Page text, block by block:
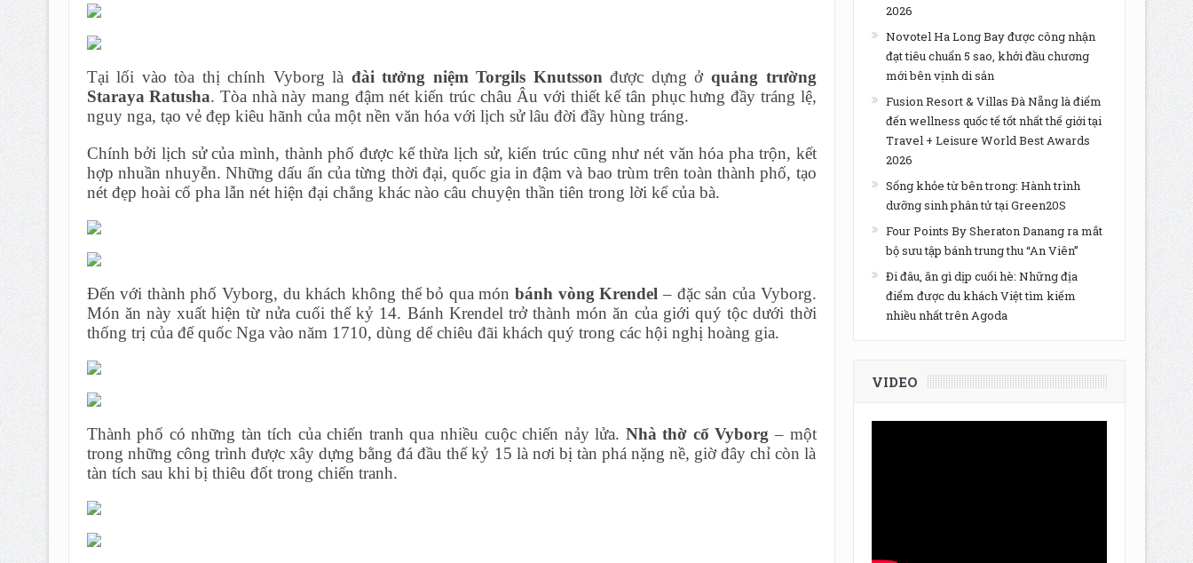
Tại lối vào tòa thị chính Vyborg là đài tưởng niệm Torgils Knutsson được dựng ở quảng trường
Staraya Ratusha. Tòa nhà này mang đậm nét kiến trúc châu Âu với thiết kế tân phục hưng đầy tráng lệ,
nguy nga, tạo vẻ đẹp kiêu hãnh của một nền văn hóa với lịch sử lâu đời đầy hùng tráng.
Chính bởi lịch sử của mình, thành phố được kế thừa lịch sử, kiến trúc cũng như nét văn hóa pha trộn, kết
hợp nhuần nhuyễn. Những dấu ấn của từng thời đại, quốc gia in đậm và bao trùm trên toàn thành phố, tạo
nét đẹp hoài cổ pha lẫn nét hiện đại chẳng khác nào câu chuyện thần tiên trong lời kể của bà.
Đến với thành phố Vyborg, du khách không thể bỏ qua mónbánh vòng Krendel – đặc sản của Vyborg.
Món ăn này xuất hiện từ nửa cuối thế kỷ 14. Bánh Krendel trở thành món ăn của giới quý tộc dưới thời
thống trị của đế quốc Nga vào năm 1710, dùng dể chiêu đãi khách quý trong các hội nghị hoàng gia.
Thành phố có những tàn tích của chiến tranh qua nhiều cuộc chiến nảy lửa. Nhà thờ cổ Vyborg – một
trong những công trình được xây dựng bằng đá đầu thế kỷ 15 là nơi bị tàn phá nặng nề, giờ đây chỉ còn là
tàn tích sau khi bị thiêu đốt trong chiến tranh.
2026
Novotel Ha Long Bay được công nhận
đạt tiêu chuẩn 5 sao, khởi đầu chương
mới bên vịnh di sản
Fusion Resort & Villas Đà Nẵng là điểm
đến wellness quốc tế tốt nhất thế giới tại
Travel + Leisure World Best Awards
2026
Sống khỏe từ bên trong: Hành trình
dưỡng sinh phân tử tại Green20S
Four Points By Sheraton Danang ra mắt
bộ sưu tập bánh trung thu “An Viên”
Đi đâu, ăn gì dịp cuối hè: Những địa
điểm được du khách Việt tìm kiếm
nhiều nhất trên Agoda
VIDEO